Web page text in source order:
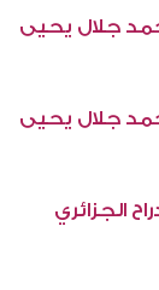
جلال يحيى
جلال يحيى
الجزائري